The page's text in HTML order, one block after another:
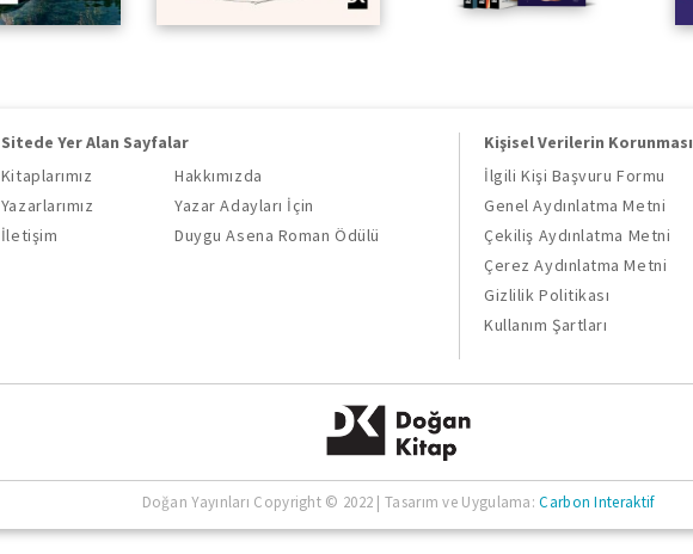
Sitede Yer Alan Sayfalar
Kitaplarımız
Hakkımızda
Yazarlarımız
Yazar Adayları İçin
İletişim
Duygu Asena Roman Ödülü
Kişisel Verilerin Korunması
İlgili Kişi Başvuru Formu
Genel Aydınlatma Metni
Çekiliş Aydınlatma Metni
Çerez Aydınlatma Metni
Gizlilik Politikası
Kullanım Şartları
Doğan Yayınları Copyright © 2022 | Tasarım ve Uygulama:Carbon Interaktif